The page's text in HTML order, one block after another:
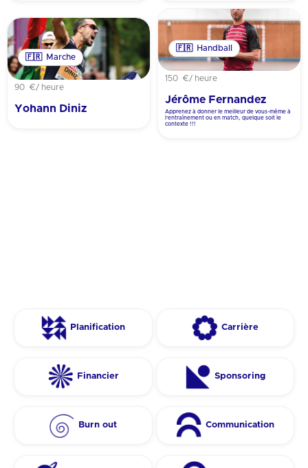
🇫🇷 Marche
90 €/ heure
Yohann Diniz
🇫🇷 Handball
150 €/ heure
Jérôme Fernandez
Apprenez à donner le meilleur de vous-même à
l’entraînement ou en match, quelque soit le
contexte !!!
Planification Carrière
Financier Sponsoring
Burn out Communication